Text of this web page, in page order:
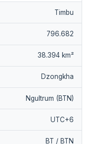
Timbu
796.682
38.394 km²
Dzongkha
Ngultrum (BTN)
UTC+6
BT / BTN